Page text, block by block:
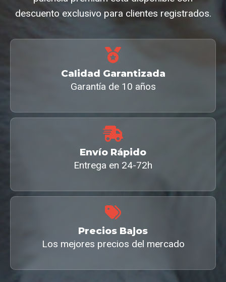
descuento exclusivo para clientes registrados.
Calidad Garantizada
Garantía de 10 años
Envío Rápido
Entrega en 24-72h
Precios Bajos
Los mejores precios del mercado